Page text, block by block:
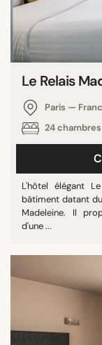
Le Relais
Paris —
24 chambres
L'hôtel élégant
bâtiment datant
Madeleine. Il
d'une ...